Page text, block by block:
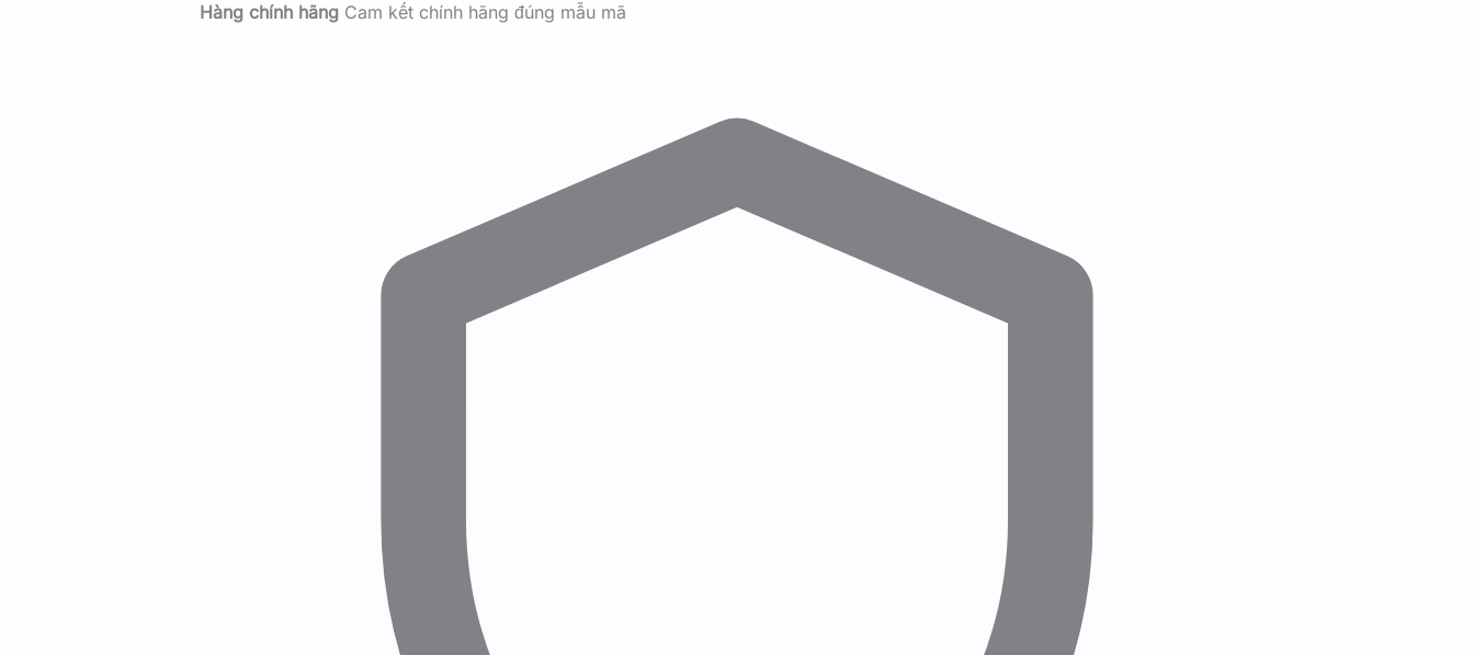
Hàng chính hãng Cam kết chính hãng đúng mẫu mã